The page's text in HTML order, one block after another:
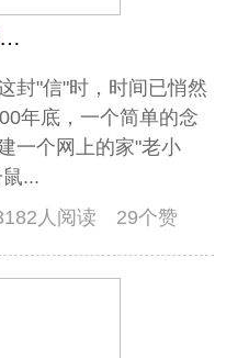
一封来自老小孩的邀请函，请查收｜老小孩25岁生日派对和荣耀盛典，等您入场！
封"信"时，时间已悄然
年底，一个简单的念
一个网上的家"老小
...
人阅读 29个赞